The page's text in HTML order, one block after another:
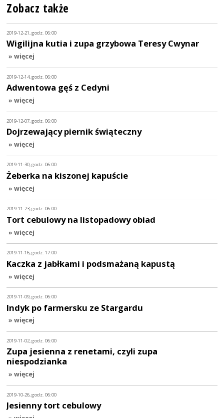
Zobacz także
2019-12-21, godz. 06:00
Wigilijna kutia i zupa grzybowa Teresy Cwynar
» więcej
2019-12-14, godz. 06:00
Adwentowa gęś z Cedyni
» więcej
2019-12-07, godz. 06:00
Dojrzewający piernik świąteczny
» więcej
2019-11-30, godz. 06:00
Żeberka na kiszonej kapuście
» więcej
2019-11-23, godz. 06:00
Tort cebulowy na listopadowy obiad
» więcej
2019-11-16, godz. 17:00
Kaczka z jabłkami i podsmażaną kapustą
» więcej
2019-11-09, godz. 06:00
Indyk po farmersku ze Stargardu
» więcej
2019-11-02, godz. 06:00
Zupa jesienna z renetami, czyli zupa
niespodzianka
» więcej
2019-10-26, godz. 06:00
Jesienny tort cebulowy